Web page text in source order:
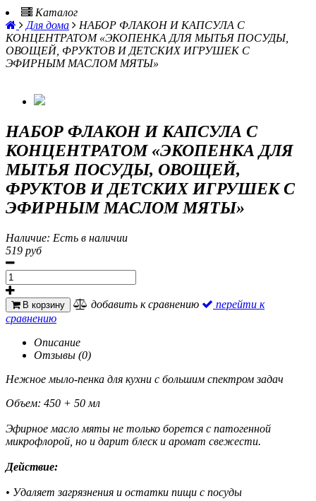
Каталог
Для дома
НАБОР ФЛАКОН И КАПСУЛА С
КОНЦЕНТРАТОМ «ЭКОПЕНКА ДЛЯ МЫТЬЯ ПОСУДЫ,
ОВОЩЕЙ, ФРУКТОВ И ДЕТСКИХ ИГРУШЕК С
ЭФИРНЫМ МАСЛОМ МЯТЫ»
НАБОР ФЛАКОН И КАПСУЛА С
КОНЦЕНТРАТОМ «ЭКОПЕНКА ДЛЯ
МЫТЬЯ ПОСУДЫ, ОВОЩЕЙ,
ФРУКТОВ И ДЕТСКИХ ИГРУШЕК С
ЭФИРНЫМ МАСЛОМ МЯТЫ»
Наличие: Есть в наличии
519 руб
В корзину добавить к сравнению
перейти к
сравнению
Описание
Отзывы (0)
Нежное мыло-пенка для кухни с большим спектром задач
Объем: 450 + 50 мл
Эфирное масло мяты не только борется с патогенной
микрофлорой, но и дарит блеск и аромат свежести.
Действие:
• Удаляет загрязнения и остатки пищи с посуды